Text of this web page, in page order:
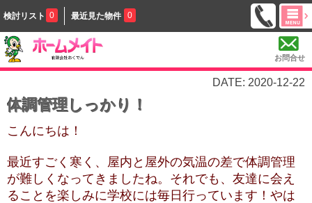
検討リスト 0 最近見た物件 0
お問合せ
DATE: 2020-12-22
体調管理しっかり！
こんにちは！
最近すごく寒く、屋内と屋外の気温の差で体調管理
が難しくなってきましたね。それでも、友達に会え
ることを楽しみに学校には毎日行っています！やは